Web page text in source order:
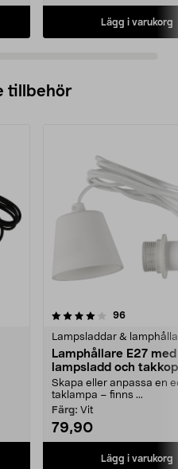
Lägg i varukorg
tillbehör
96recensioner
Lampsladdar &
Lamphållare E27 med
lampsladd och
Skapa eller anpassa en
taklampa – finns ...
Färg: Vit
79,90
Lägg i varukorg
4.5av 5 stjärnor